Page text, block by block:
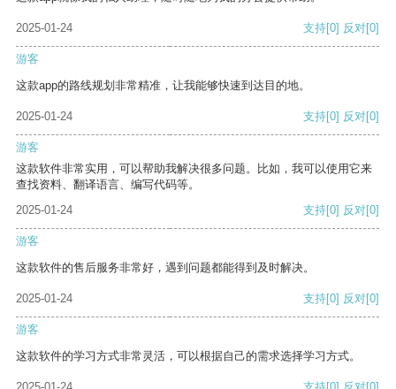
2025-01-24 支持[0] 反对[0]
游客
这款app的路线规划非常精准，让我能够快速到达目的地。
2025-01-24 支持[0] 反对[0]
游客
这款软件非常实用，可以帮助我解决很多问题。比如，我可以使用它来
查找资料、翻译语言、编写代码等。
2025-01-24
支持[0] 反对[0]
游客
这款软件的售后服务非常好，遇到问题都能得到及时解决。
2025-01-24 支持[0] 反对[0]
游客
这款软件的学习方式非常灵活，可以根据自己的需求选择学习方式。